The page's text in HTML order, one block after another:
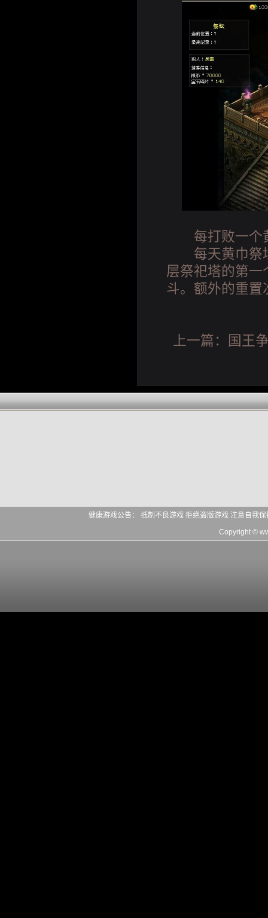
每打败一个黄
每天黄巾祭坛
层祭祀塔的第一
斗。额外的重
上一篇： 国王
健康游戏公告： 抵制不良游戏 拒绝盗版游戏 注意自我
Copyright ©